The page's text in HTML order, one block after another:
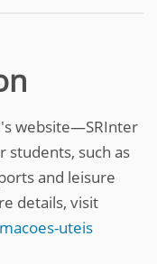
website—SRInter
such as
and leisure
details, visit
uteis